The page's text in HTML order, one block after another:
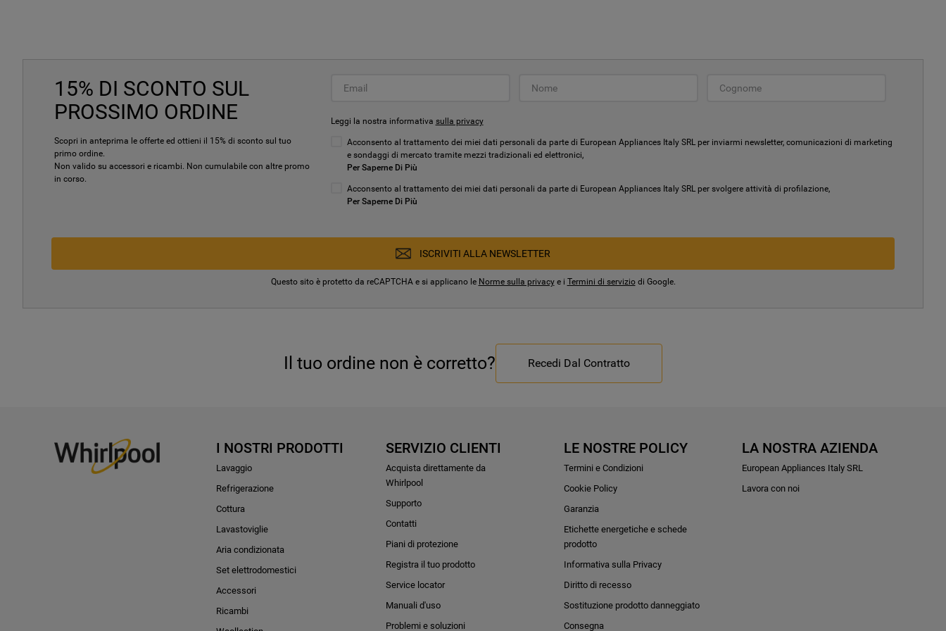
15% DI SCONTO SUL
PROSSIMO ORDINE
Scopri in anteprima le offerte ed ottieni il 15% di sconto sul tuo
primo ordine.
Non valido su accessori e ricambi. Non cumulabile con altre promo
in corso.
Leggi la nostra informativa sulla privacy
Acconsento al trattamento dei miei dati personali da parte di European Appliances Italy SRL per inviarmi newsletter, comunicazioni di marketing
e sondaggi di mercato tramite mezzi tradizionali ed elettronici,
Per Saperne Di Più
Acconsento al trattamento dei miei dati personali da parte di European Appliances Italy SRL per svolgere attività di profilazione,
Per Saperne Di Più
ISCRIVITI ALLA NEWSLETTER
Questo sito è protetto da reCAPTCHA e si applicano le Norme sulla privacye i Termini di serviziodi Google.
Il tuo ordine non è corretto? Recedi Dal Contratto
I NOSTRI PRODOTTI
Lavaggio
Refrigerazione
Cottura
Lavastoviglie
Aria condizionata
Set elettrodomestici
Accessori
Ricambi
SERVIZIO CLIENTI
Acquista direttamente da
Whirlpool
Supporto
Contatti
Piani di protezione
Registra il tuo prodotto
Service locator
Manuali d'uso
Problemi e soluzioni
LE NOSTRE POLICY
Termini e Condizioni
Cookie Policy
Garanzia
Etichette energetiche e schede
prodotto
Informativa sulla Privacy
Diritto di recesso
Sostituzione prodotto danneggiato
Consegna
LA NOSTRA AZIENDA
European Appliances Italy SRL
Lavora con noi
Questo sito è protetto da reCAPTCHA e si applicano leNorme sulla